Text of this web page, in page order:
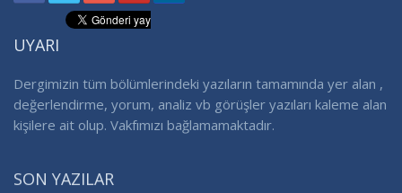
UYARI
Dergimizin tüm bölümlerindeki yazıların tamamında yer alan ,
değerlendirme, yorum, analiz vb görüşler yazıları kaleme alan
kişilere ait olup. Vakfımızı bağlamamaktadır.
SON YAZILAR